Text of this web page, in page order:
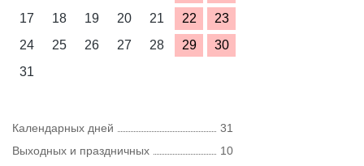
17
18 19 20 21 22
23
24
25 26 27 28 29
30
31
Календарных дней
31
Выходных и праздничных
10